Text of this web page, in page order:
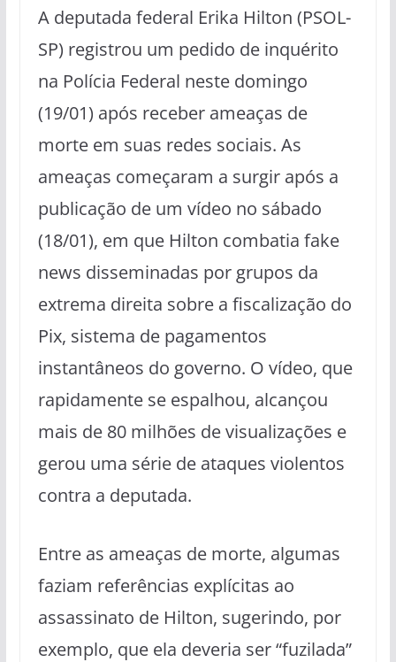
A deputada federal Erika Hilton (PSOL-
SP) registrou um pedido de inquérito
na Polícia Federal neste domingo
(19/01) após receber ameaças de
morte em suas redes sociais. As
ameaças começaram a surgir após a
publicação de um vídeo no sábado
(18/01), em que Hilton combatia fake
news disseminadas por grupos da
extrema direita sobre a fiscalização do
Pix, sistema de pagamentos
instantâneos do governo. O vídeo, que
rapidamente se espalhou, alcançou
mais de 80 milhões de visualizações e
gerou uma série de ataques violentos
contra a deputada.
Entre as ameaças de morte, algumas
faziam referências explícitas ao
assassinato de Hilton, sugerindo, por
exemplo, que ela deveria ser “fuzilada”